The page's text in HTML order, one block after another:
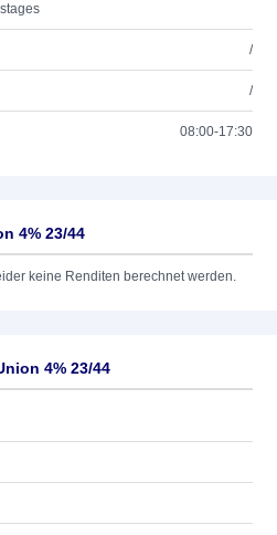
/
/
08:00-17:30
4% 23/44
keine Renditen berechnet werden.
4% 23/44